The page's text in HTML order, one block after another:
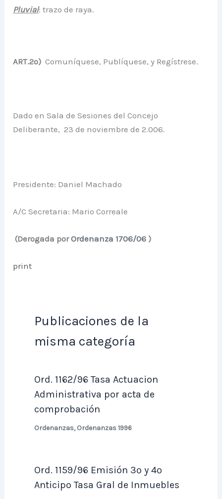
Pluvial: trazo de raya.
ART.2º) Comuníquese, Publíquese, y Regístrese.
Dado en Sala de Sesiones del Concejo
Deliberante, 23 de noviembre de 2.006.
Presidente: Daniel Machado
A/C Secretaria: Mario Correale
(Derogada porOrdenanza 1706/06 )
print
Publicaciones de la
misma categoría
Ord. 1162/96 Tasa Actuacion
Administrativa por acta de
comprobación
Ordenanzas,Ordenanzas 1996
Ord. 1159/96 Emisión 3º y 4º
Anticipo Tasa Gral de Inmuebles